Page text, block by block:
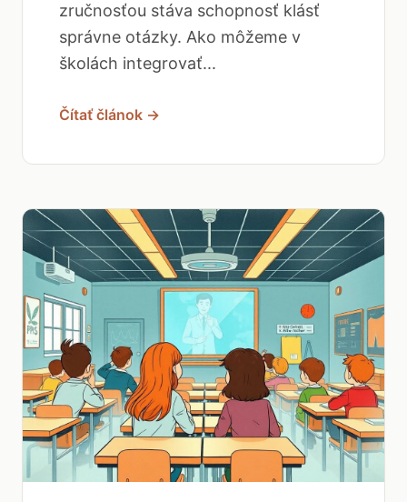
zručnosťou stáva schopnosť klásť
správne otázky. Ako môžeme v
školách integrovať...
Čítať článok →